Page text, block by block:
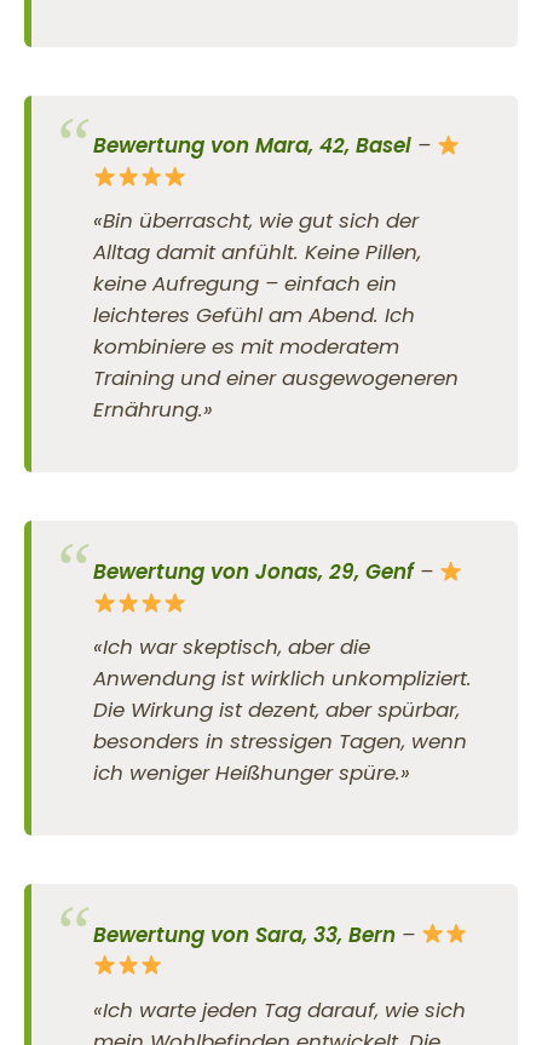
Bewertung von Mara, 42, Basel –
«Bin überrascht, wie gut sich der
Alltag damit anfühlt. Keine Pillen,
keine Aufregung – einfach ein
leichteres Gefühl am Abend. Ich
kombiniere es mit moderatem
Training und einer ausgewogeneren
Ernährung.»
Bewertung von Jonas, 29, Genf–
«Ich war skeptisch, aber die
Anwendung ist wirklich unkompliziert.
Die Wirkung ist dezent, aber spürbar,
besonders in stressigen Tagen, wenn
ich weniger Heißhunger spüre.»
Bewertung von Sara, 33, Bern –
«Ich warte jeden Tag darauf, wie sich